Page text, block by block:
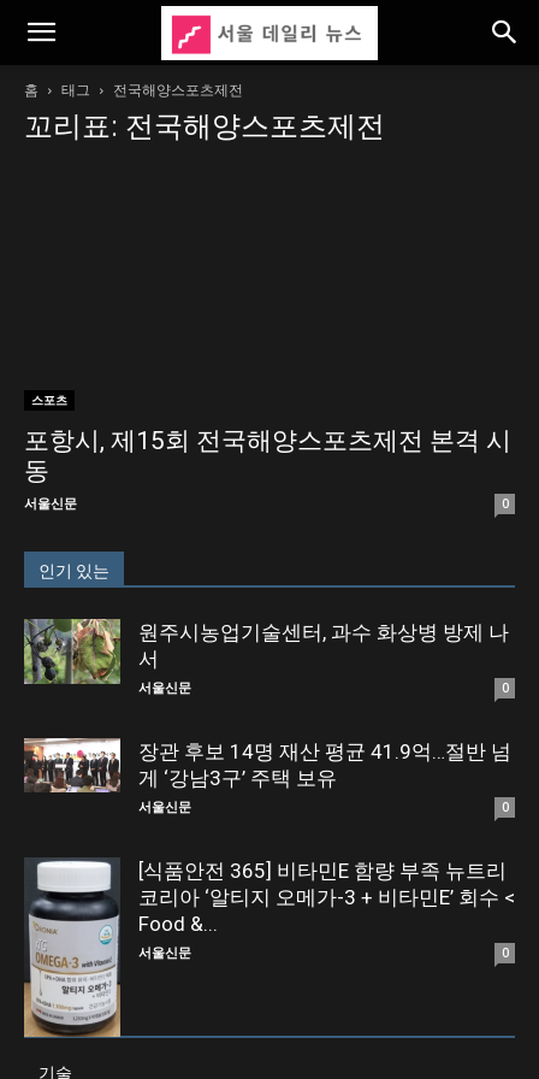
홈 태그 전국해양스포츠제전
꼬리표: 전국해양스포츠제전
스포츠
포항시, 제15회 전국해양스포츠제전 본격 시
동
서울신문 0
인기 있는
원주시농업기술센터, 과수 화상병 방제 나
서
서울신문 0
장관 후보 14명 재산 평균 41.9억…절반 넘
게 ‘강남3구’ 주택 보유
서울신문 0
[식품안전 365] 비타민E 함량 부족 뉴트리
코리아 ‘알티지 오메가-3 + 비타민E’ 회수 <
Food &...
서울신문 0
카테고리
기술